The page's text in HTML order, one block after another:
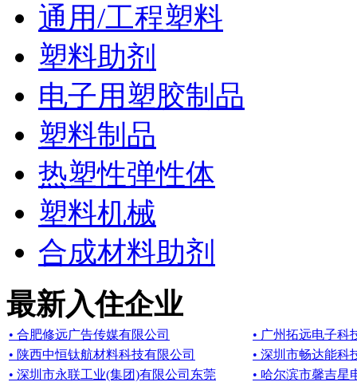
通用/工程塑料
塑料助剂
电子用塑胶制品
塑料制品
热塑性弹性体
塑料机械
合成材料助剂
最新入住企业
• 合肥修远广告传媒有限公司
• 广州拓远电子科
• 陕西中恒钛航材料科技有限公司
• 深圳市畅达能科
• 深圳市永联工业(集团)有限公司东莞
• 哈尔滨市馨吉星